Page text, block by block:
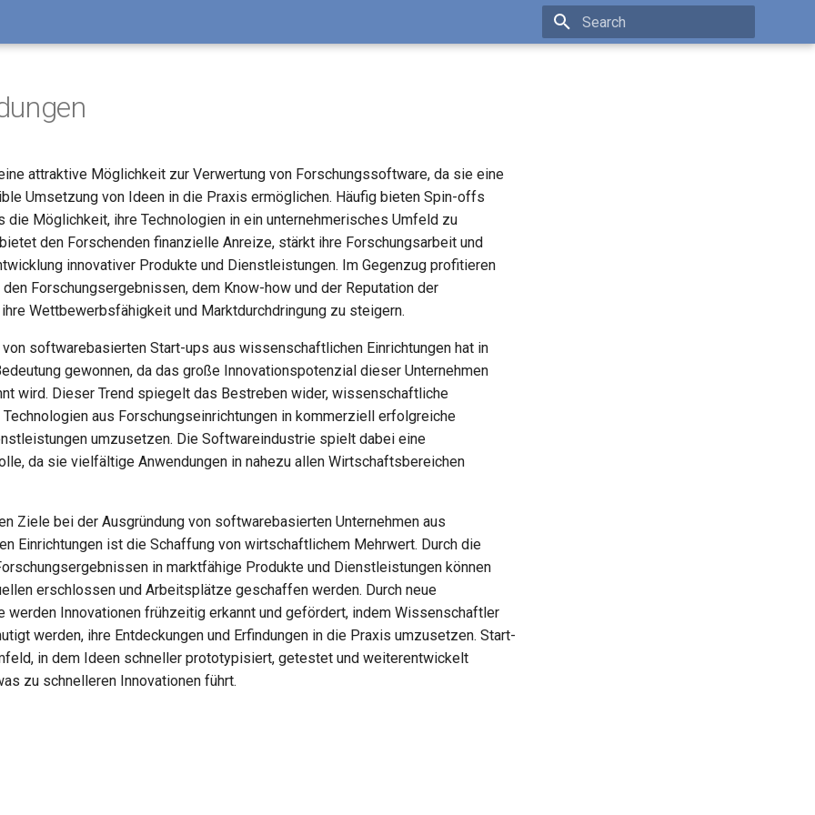
attraktive Möglichkeit zur Verwertung von Forschungssoftware, da sie eine
Umsetzung von Ideen in die Praxis ermöglichen. Häufig bieten Spin-offs
die Möglichkeit, ihre Technologien in ein unternehmerisches Umfeld zu
den Forschenden finanzielle Anreize, stärkt ihre Forschungsarbeit und
innovativer Produkte und Dienstleistungen. Im Gegenzug profitieren
Forschungsergebnissen, dem Know-how und der Reputation der
Wettbewerbsfähigkeit und Marktdurchdringung zu steigern.
von softwarebasierten Start-ups aus wissenschaftlichen Einrichtungen hat in
gewonnen, da das große Innovationspotenzial dieser Unternehmen
wird. Dieser Trend spiegelt das Bestreben wider, wissenschaftliche
Technologien aus Forschungseinrichtungen in kommerziell erfolgreiche
umzusetzen. Die Softwareindustrie spielt dabei eine
da sie vielfältige Anwendungen in nahezu allen Wirtschaftsbereichen
Ziele bei der Ausgründung von softwarebasierten Unternehmen aus
Einrichtungen ist die Schaffung von wirtschaftlichem Mehrwert. Durch die
in marktfähige Produkte und Dienstleistungen können
erschlossen und Arbeitsplätze geschaffen werden. Durch neue
werden Innovationen frühzeitig erkannt und gefördert, indem Wissenschaftler
werden, ihre Entdeckungen und Erfindungen in die Praxis umzusetzen. Start-
in dem Ideen schneller prototypisiert, getestet und weiterentwickelt
zu schnelleren Innovationen führt.